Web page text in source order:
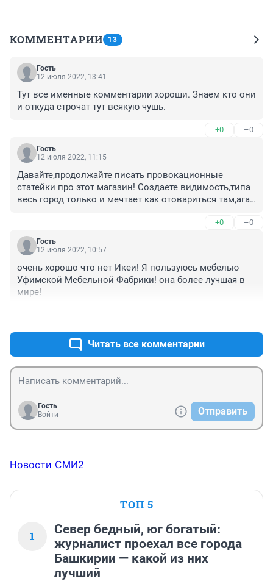
КОММЕНТАРИИ 13
Гость
12 июля 2022, 13:41
Тут все именные комментарии хороши. Знаем кто они
и откуда строчат тут всякую чушь.
+0 –0
Гость
12 июля 2022, 11:15
Давайте,продолжайте писать провокационные
статейки про этот магазин! Создаете видимость,типа
весь город только и мечтает как отовариться там,ага
+0 –0
Гость
12 июля 2022, 10:57
очень хорошо что нет Икеи! Я пользуюсь мебелью
Уфимской Мебельной Фабрики! она более лучшая в
мире!
Читать все комментарии
Гость
Войти
Отправить
Новости СМИ2
ТОП 5
1
Север бедный, юг богатый:
журналист проехал все города
Башкирии — какой из них
лучший